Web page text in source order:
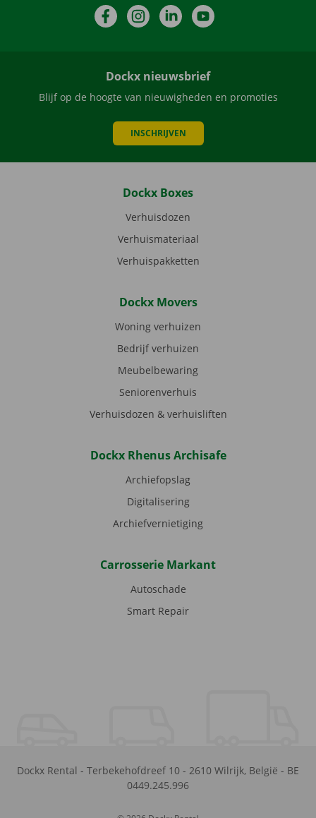
FacebookInstagramLinkedIn
Dockx nieuwsbrief
Blijf op de hoogte van nieuwigheden en promoties
INSCHRIJVEN
Dockx Boxes
Verhuisdozen
Verhuismateriaal
Verhuispakketten
Dockx Movers
Woning verhuizen
Bedrijf verhuizen
Meubelbewaring
Seniorenverhuis
Verhuisdozen & verhuisliften
Dockx Rhenus Archisafe
Archiefopslag
Digitalisering
Archiefvernietiging
Carrosserie Markant
Autoschade
Smart Repair
Dockx Rental - Terbekehofdreef 10 - 2610 Wilrijk, België - BE
0449.245.996